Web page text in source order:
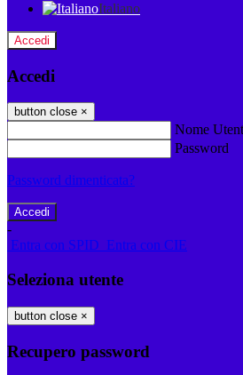
Italiano
Accedi
Accedi
button close ×
Nome
Password
Password dimenticata?
-
Entra con SPID Entra con CIE
Seleziona utente
button close ×
Recupero password